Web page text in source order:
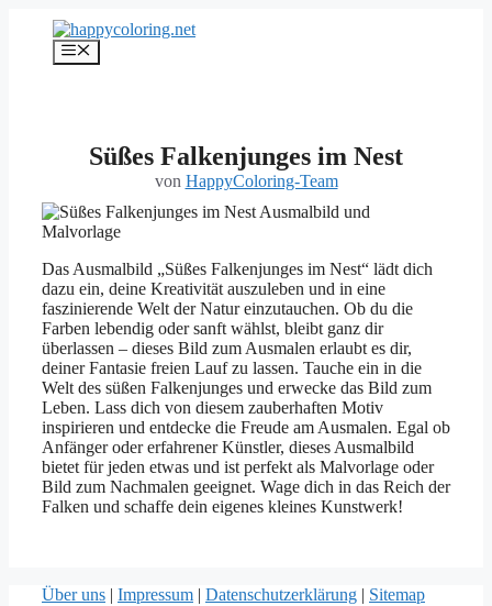
springen
Menü
Süßes Falkenjunges im Nest
von HappyColoring-Team
Das Ausmalbild „Süßes Falkenjunges im Nest“ lädt dich
dazu ein, deine Kreativität auszuleben und in eine
faszinierende Welt der Natur einzutauchen. Ob du die
Farben lebendig oder sanft wählst, bleibt ganz dir
überlassen – dieses Bild zum Ausmalen erlaubt es dir,
deiner Fantasie freien Lauf zu lassen. Tauche ein in die
Welt des süßen Falkenjunges und erwecke das Bild zum
Leben. Lass dich von diesem zauberhaften Motiv
inspirieren und entdecke die Freude am Ausmalen. Egal ob
Anfänger oder erfahrener Künstler, dieses Ausmalbild
bietet für jeden etwas und ist perfekt als Malvorlage oder
Bild zum Nachmalen geeignet. Wage dich in das Reich der
Falken und schaffe dein eigenes kleines Kunstwerk!
Über uns | Impressum | Datenschutzerklärung | Sitemap